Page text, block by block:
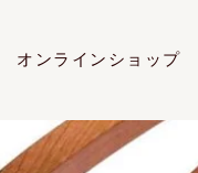
オンラインショップ